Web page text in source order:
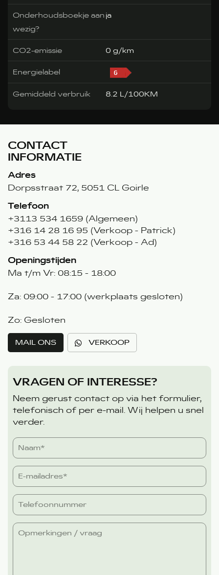
Onderhoudsboekje aan
wezig?
ja
CO2-emissie 0 g/km
Energielabel
Gemiddeld verbruik 8.2 L/100KM
CONTACT
INFORMATIE
Adres
Dorpsstraat 72, 5051 CL Goirle
Telefoon
+3113 534 1659 (Algemeen)
+316 14 28 16 95 (Verkoop - Patrick)
+316 53 44 58 22 (Verkoop - Ad)
Openingstijden
Ma t/m Vr: 08:15 - 18:00
Za: 09:00 - 17:00 (werkplaats gesloten)
Zo: Gesloten
MAIL ONS VERKOOP
VRAGEN OF INTERESSE?
Neem gerust contact op via het formulier,
telefonisch of per e-mail. Wij helpen u snel
verder.